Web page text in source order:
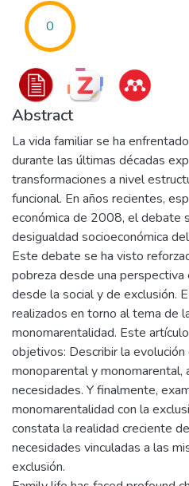
0
Abstract
La vida familiar se ha
durante las últimas décadas
transformaciones a nivel
funcional. En años recientes,
económica de 2008, el debate
desigualdad socioeconómica
Este debate se ha visto
pobreza desde una perspectiva
desde la social y de exclusión.
realizados en torno al tema de
monomarentalidad. Este
objetivos: Describir la
monoparental y monomarental,
necesidades. Y finalmente,
monomarentalidad con la
constata la realidad creciente
necesidades vinculadas a las
exclusión.